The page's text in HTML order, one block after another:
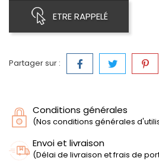
ETRE RAPPELÉ
Partager sur :
Conditions générales
(Nos conditions générales
Envoi et livraison
(Délai de livraison et frais de